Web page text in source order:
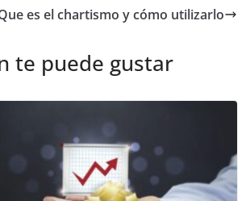
es el chartismo y cómo utilizarlo
te puede gustar